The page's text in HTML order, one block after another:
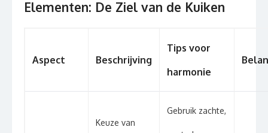
Elementen: De Ziel van de Kuiken
Aspect Beschrijving
Tips voor
harmonie
Keuze van
Gebruik zachte,